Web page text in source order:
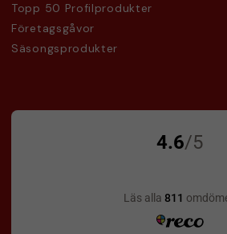
Topp 50 Profilprodukter
Företagsgåvor
Säsongsprodukter